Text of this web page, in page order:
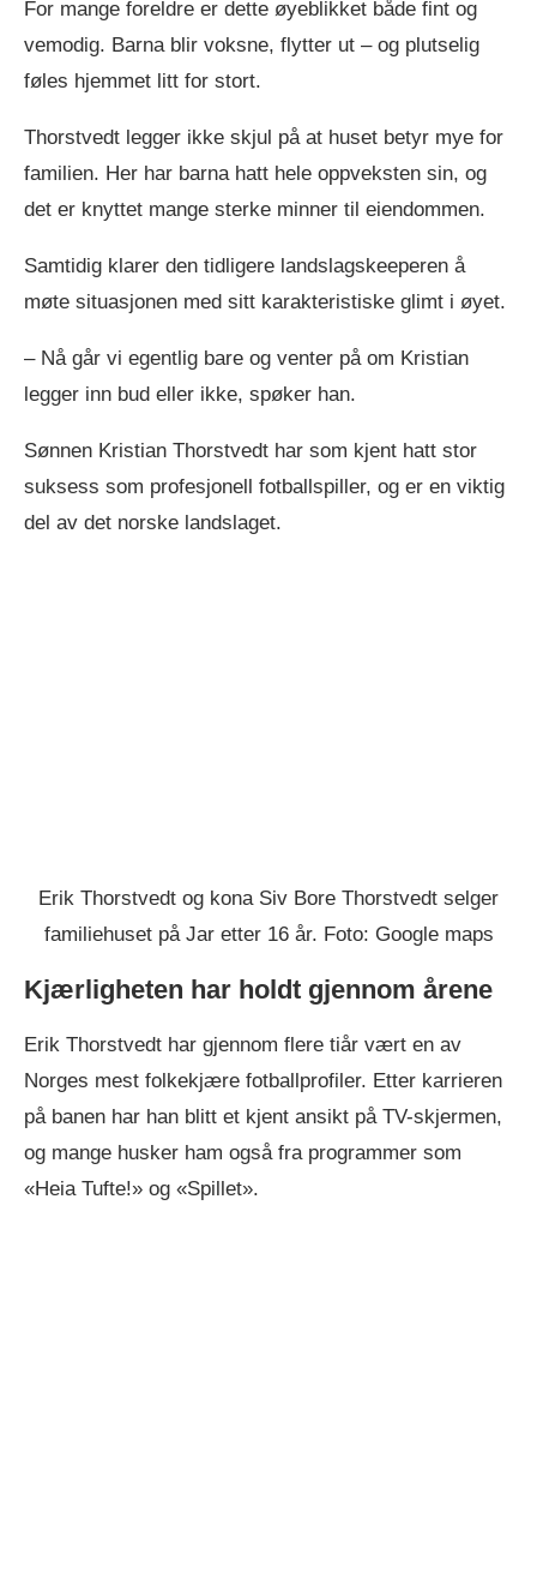
For mange foreldre er dette øyeblikket både fint og
vemodig. Barna blir voksne, flytter ut – og plutselig
føles hjemmet litt for stort.
Thorstvedt legger ikke skjul på at huset betyr mye for
familien. Her har barna hatt hele oppveksten sin, og
det er knyttet mange sterke minner til eiendommen.
Samtidig klarer den tidligere landslagskeeperen å
møte situasjonen med sitt karakteristiske glimt i øyet.
– Nå går vi egentlig bare og venter på om Kristian
legger inn bud eller ikke, spøker han.
Sønnen Kristian Thorstvedt har som kjent hatt stor
suksess som profesjonell fotballspiller, og er en viktig
del av det norske landslaget.
Erik Thorstvedt og kona Siv Bore Thorstvedt selger
familiehuset på Jar etter 16 år. Foto: Google maps
Kjærligheten har holdt gjennom årene
Erik Thorstvedt har gjennom flere tiår vært en av
Norges mest folkekjære fotballprofiler. Etter karrieren
på banen har han blitt et kjent ansikt på TV-skjermen,
og mange husker ham også fra programmer som
«Heia Tufte!» og «Spillet».